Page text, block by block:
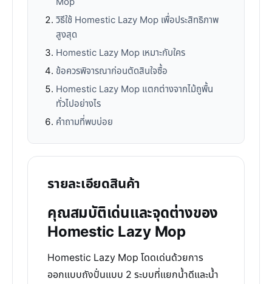
วิธีใช้ Homestic Lazy Mop เพื่อประสิทธิภาพ
สูงสุด
Homestic Lazy Mop เหมาะกับใคร
ข้อควรพิจารณาก่อนตัดสินใจซื้อ
Homestic Lazy Mop แตกต่างจากไม้ถูพื้น
ทั่วไปอย่างไร
คำถามที่พบบ่อย
รายละเอียดสินค้า
คุณสมบัติเด่นและจุดต่างของ
Homestic Lazy Mop
Homestic Lazy Mop โดดเด่นด้วยการ
ออกแบบถังปั่นแบบ 2 ระบบที่แยกน้ำดีและน้ำ